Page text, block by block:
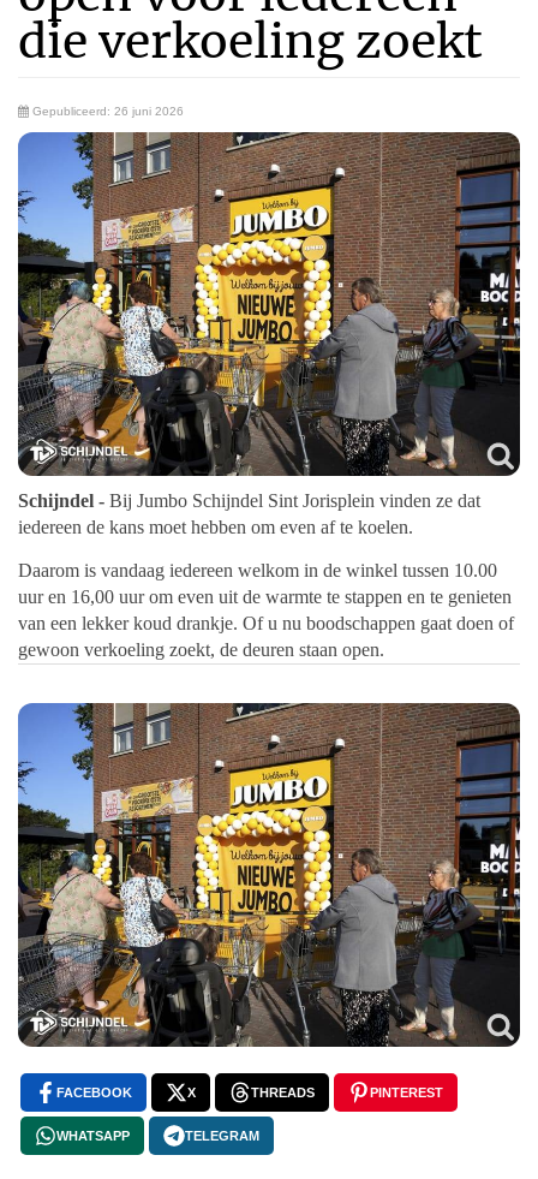
die verkoeling zoekt
Gepubliceerd: 26 juni 2026
Schijndel - Bij Jumbo Schijndel Sint Jorisplein vinden ze dat
iedereen de kans moet hebben om even af te koelen.
Daarom is vandaag iedereen welkom in de winkel tussen 10.00
uur en 16,00 uur om even uit de warmte te stappen en te genieten
van een lekker koud drankje. Of u nu boodschappen gaat doen of
gewoon verkoeling zoekt, de deuren staan open.
FACEBOOK X THREADS PINTEREST
WHATSAPP TELEGRAM